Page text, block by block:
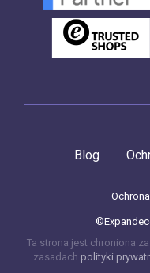
Blog
Ta strona jest chroniona
zasadach polityki